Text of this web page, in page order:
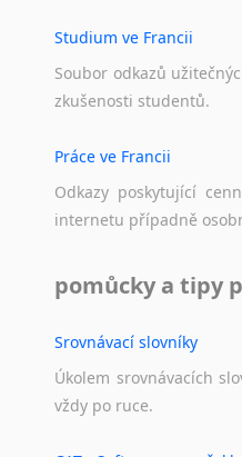
Studium ve Francii
Soubor odkazů
zkušenosti studentů.
Práce ve Francii
Odkazy poskytující
internetu případně
pomůcky a tipy
Srovnávací slovníky
Úkolem srovnávacích
vždy po ruce.